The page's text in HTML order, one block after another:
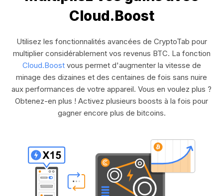
Cloud.Boost
Utilisez les fonctionnalités avancées de CryptoTab pour
multiplier considérablement vos revenus BTC. La fonction
Cloud.Boostvous permet d'augmenter la vitesse de
minage des dizaines et des centaines de fois sans nuire
aux performances de votre appareil. Vous en voulez plus ?
Obtenez-en plus ! Activez plusieurs boosts à la fois pour
gagner encore plus de bitcoins.